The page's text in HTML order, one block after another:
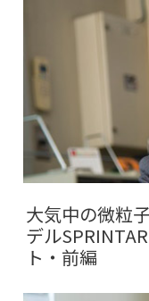
大気中の微粒
デル
ト・前編